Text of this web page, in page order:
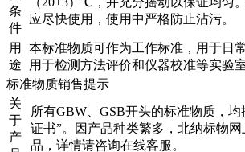
条
件
应尽快使用，使用中严格防止沾污。
用
途
本标准物质可作为工作标准，用于日
用于检测方法评价和仪器校准等实验
标准物质销售提示
关
于
产
所有GBW、GSB开头的标准物质，
证书”。因产品种类繁多，北纳标物
品，详情请咨询在线客服。